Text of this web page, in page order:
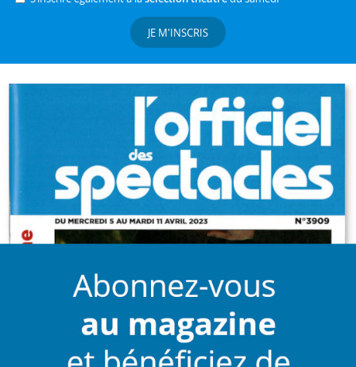
JE M'INSCRIS